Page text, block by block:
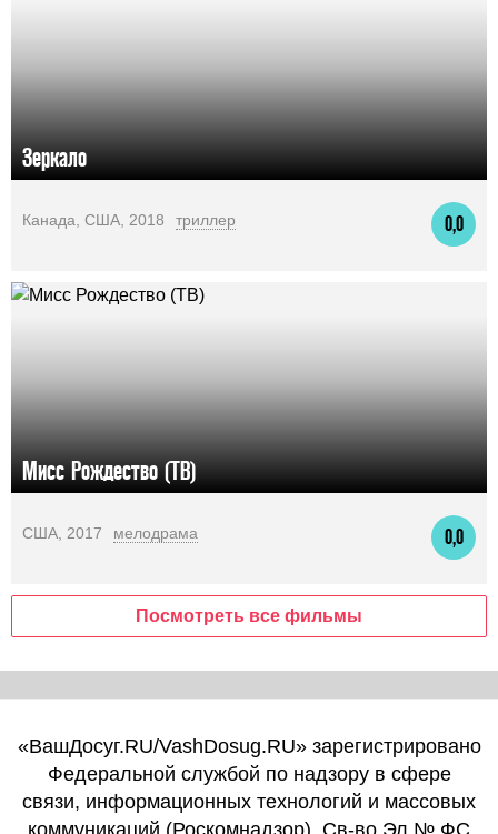
Зеркало
0,0
Канада, США, 2018 триллер
Мисс Рождество (ТВ)
0,0
США, 2017 мелодрама
Посмотреть все фильмы
«ВашДосуг.RU/VashDosug.RU» зарегистрировано
Федеральной службой по надзору в сфере
связи, информационных технологий и массовых